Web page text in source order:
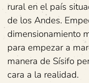
rural en el país
de los Andes.
dimensionamiento
para empezar a
manera de Sísifo
cara a la realidad.